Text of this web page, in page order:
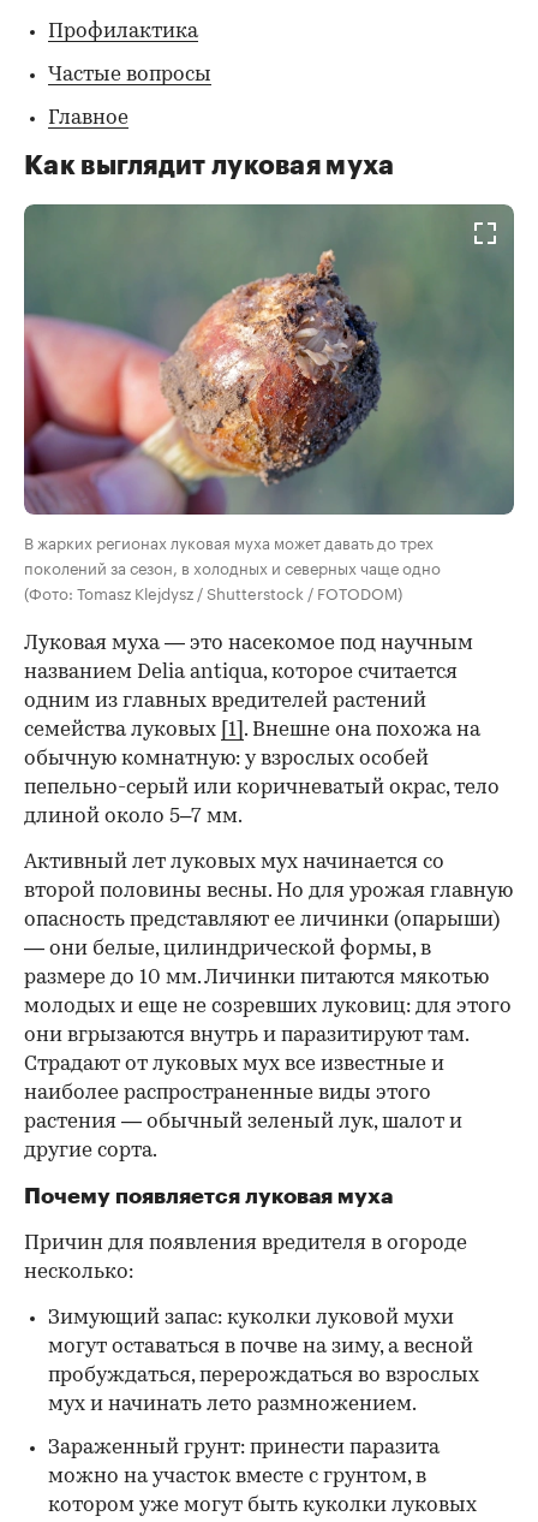
Профилактика
Частые вопросы
Главное
Как выглядит луковая муха
В жарких регионах луковая муха может давать до трех
поколений за сезон, в холодных и северных чаще одно
(Фото: Tomasz Klejdysz / Shutterstock / FOTODOM)
00:00
Луковая муха — это насекомое под научным
названием Delia antiqua, которое считается
одним из главных вредителей растений
семейства луковых [1] . Внешне она похожа на
обычную комнатную: у взрослых особей
пепельно-серый или коричневатый окрас, тело
длиной около 5–7 мм.
Активный лет луковых мух начинается со
второй половины весны. Но для урожая главную
опасность представляют ее личинки (опарыши)
— они белые, цилиндрической формы, в
размере до 10 мм. Личинки питаются мякотью
молодых и еще не созревших луковиц: для этого
они вгрызаются внутрь и паразитируют там.
Страдают от луковых мух все известные и
наиболее распространенные виды этого
растения — обычный зеленый лук, шалот и
другие сорта.
Почему появляется луковая муха
Причин для появления вредителя в огороде
несколько:
Зимующий запас: куколки луковой мухи
могут оставаться в почве на зиму, а весной
пробуждаться, перерождаться во взрослых
мух и начинать лето размножением.
Зараженный грунт: принести паразита
можно на участок вместе с грунтом, в
котором уже могут быть куколки луковых